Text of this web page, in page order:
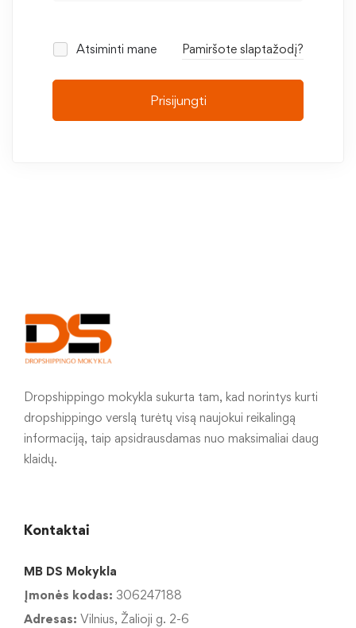
Atsiminti mane Pamiršote slaptažodį?
Prisijungti
Dropshippingo mokykla sukurta tam, kad norintys kurti
dropshippingo verslą turėtų visą naujokui reikalingą
informaciją, taip apsidrausdamas nuo maksimaliai daug
klaidų.
Kontaktai
MB DS Mokykla
Įmonės kodas: 306247188
Adresas: Vilnius, Žalioji g. 2-6